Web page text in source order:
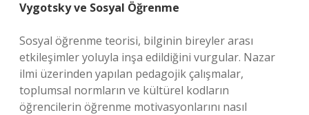
Vygotsky ve Sosyal Öğrenme
Sosyal öğrenme teorisi, bilginin bireyler arası
etkileşimler yoluyla inşa edildiğini vurgular. Nazar
ilmi üzerinden yapılan pedagojik çalışmalar,
toplumsal normların ve kültürel kodların
öğrencilerin öğrenme motivasyonlarını nasıl